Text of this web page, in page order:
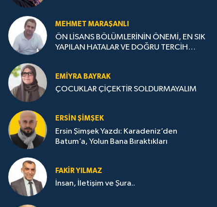
MEHMET MARAŞANLI
ÖN LİSANS BÖLÜMLERİNİN ÖNEMİ, EN SIK
YAPILAN HATALAR VE DOĞRU TERCİH
EMIYRA BAYRAK
ÇOCUKLAR ÇİÇEKTİR SOLDURMAYALIM
ERSIN ŞIMŞEK
Ersin Şimşek Yazdı: Karadeniz’den
Batum’a, Yolun Bana Bıraktıkları
FAKIR YILMAZ
İnsan, İletişim ve Şura..